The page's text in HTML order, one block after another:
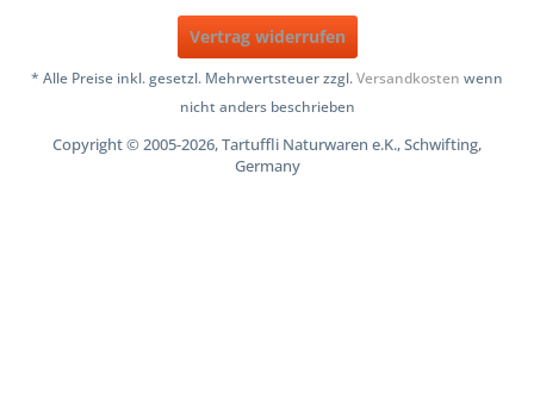
Vertrag widerrufen
* Alle Preise inkl. gesetzl. Mehrwertsteuer zzgl.Versandkosten wenn
nicht anders beschrieben
Copyright © 2005-2026, Tartuffli Naturwaren e.K., Schwifting,
Germany